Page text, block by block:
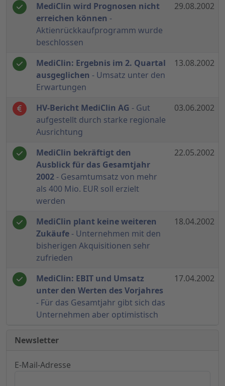
MediClin wird Prognosen nicht
erreichen können -
Aktienrückkaufprogramm wurde
beschlossen
29.08.2002
MediClin: Ergebnis im 2. Quartal
ausgeglichen - Umsatz unter den
Erwartungen
13.08.2002
HV-Bericht MediClin AG - Gut
aufgestellt durch starke regionale
Ausrichtung
03.06.2002
MediClin bekräftigt den
Ausblick für das Gesamtjahr
2002- Gesamtumsatz von mehr
als 400 Mio. EUR soll erzielt
werden
22.05.2002
MediClin plant keine weiteren
Zukäufe - Unternehmen mit den
bisherigen Akquisitionen sehr
zufrieden
18.04.2002
MediClin: EBIT und Umsatz
unter den Werten des Vorjahres
- Für das Gesamtjahr gibt sich das
Unternehmen aber optimistisch
17.04.2002
Newsletter
E-Mail-Adresse